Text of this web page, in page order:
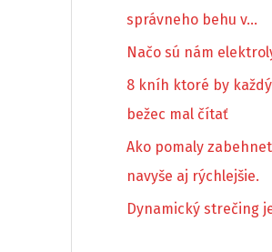
správneho behu v…
Načo sú nám
8 kníh ktoré by
bežec mal čítať
Ako pomaly
navyše aj rýchlejšie.
Dynamický strečing